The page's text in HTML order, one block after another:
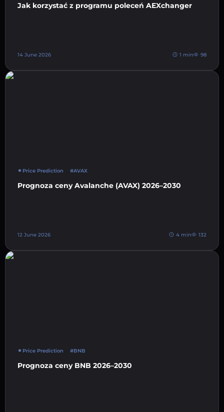
Jak korzystać z programu poleceń AEXchanger
14 June 2026 1 min 98
Price Prediction #AVAX
Prognoza ceny Avalanche (AVAX) 2026–2030
12 June 2026 4 min 132
Price Prediction #BNB
Prognoza ceny BNB 2026–2030